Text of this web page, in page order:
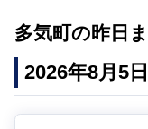
多気町の昨日
2026年8月5